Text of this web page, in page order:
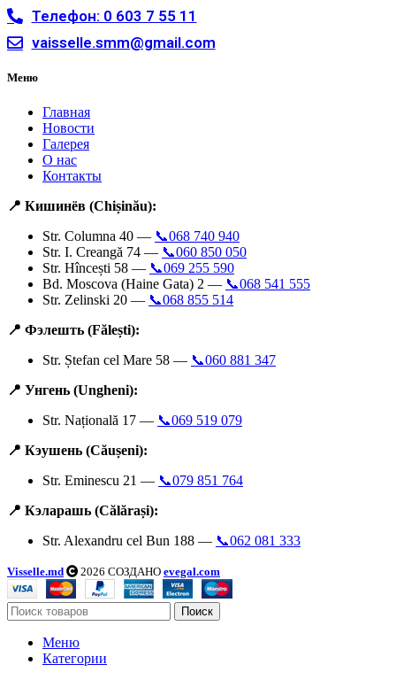
Телефон: 0 603 7 55 11
vaisselle.smm@gmail.com
Меню
Главная
Новости
Галерея
О нас
Контакты
📍 Кишинёв (Chișinău):
Str. Columna 40 — 📞068 740 940
Str. I. Creangă 74 — 📞060 850 050
Str. Hîncești 58 — 📞069 255 590
Bd. Moscova (Haine Gata) 2 — 📞068 541 555
Str. Zelinski 20 — 📞068 855 514
📍 Фэлешть (Fălești):
Str. Ștefan cel Mare 58 — 📞060 881 347
📍 Унгень (Ungheni):
Str. Națională 17 — 📞069 519 079
📍 Кэушень (Căușeni):
Str. Eminescu 21 — 📞079 851 764
📍 Кэларашь (Călărași):
Str. Alexandru cel Bun 188 — 📞062 081 333
Visselle.md 2026 СОЗДАНО evegal.com
Поиск
Меню
Категории